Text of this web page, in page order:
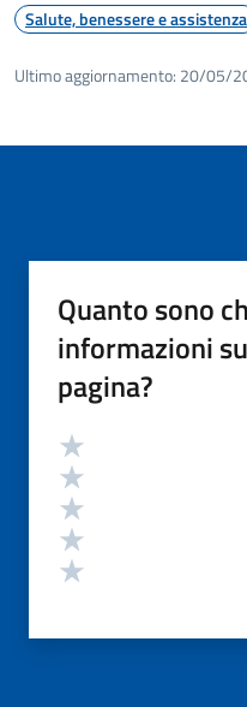
Salute, benessere e assistenza
Ultimo aggiornamento: 20/05/
Quanto sono
informazioni
pagina?
Valutazione